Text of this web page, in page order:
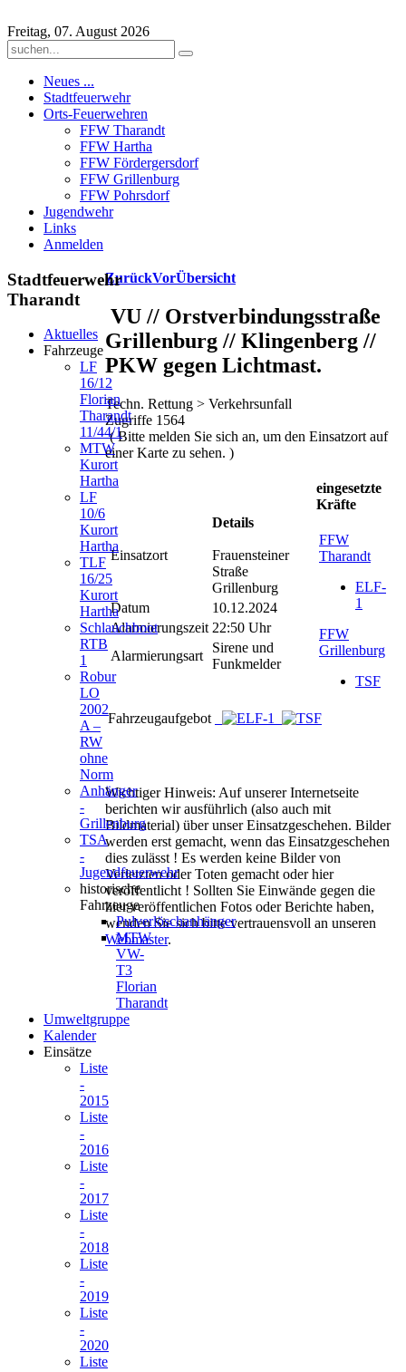
Freitag, 07. August 2026
Neues ...
Stadtfeuerwehr
Orts-Feuerwehren
FFW Tharandt
FFW Hartha
FFW Fördergersdorf
FFW Grillenburg
FFW Pohrsdorf
Jugendwehr
Links
Anmelden
ZurückVorÜbersicht
VU // Orstverbindungsstraße
Grillenburg // Klingenberg //
PKW gegen Lichtmast.
Techn. Rettung > Verkehrsunfall
Zugriffe 1564
( Bitte melden Sie sich an, um den Einsatzort auf
einer Karte zu sehen. )
Einsatzort
Details
Frauensteiner
Straße
Grillenburg
Datum
10.12.2024
Alarmierungszeit 22:50 Uhr
Alarmierungsart
Sirene und
Funkmelder
eingesetzte
Kräfte
FFW
Tharandt
ELF-
1
FFW
Grillenburg
TSF
Fahrzeugaufgebot
Wichtiger Hinweis: Auf unserer Internetseite
berichten wir ausführlich (also auch mit
Bildmaterial) über unser Einsatzgeschehen. Bilder
werden erst gemacht, wenn das Einsatzgeschehen
dies zulässt ! Es werden keine Bilder von
Verletzten oder Toten gemacht oder hier
veröffentlicht ! Sollten Sie Einwände gegen die
hier veröffentlichen Fotos oder Berichte haben,
wenden Sie sich bitte vertrauensvoll an unseren
Webmaster.
Stadtfeuerwehr
Tharandt
Aktuelles
Fahrzeuge
LF
16/12
Florian
Tharandt
11/44/1
MTW
Kurort
Hartha
LF
10/6
Kurort
Hartha
TLF
16/25
Kurort
Hartha
Schlauchboot
RTB
1
Robur
LO
2002
A –
RW
ohne
Norm
Anhänger
-
Grillenburg
TSA
-
Jugendfeuerwehr
historische
Fahrzeuge
Pulverlöschanhänger
MTW
VW-
T3
Florian
Tharandt
Umweltgruppe
Kalender
Einsätze
Liste
-
2015
Liste
-
2016
Liste
-
2017
Liste
-
2018
Liste
-
2019
Liste
-
2020
Liste